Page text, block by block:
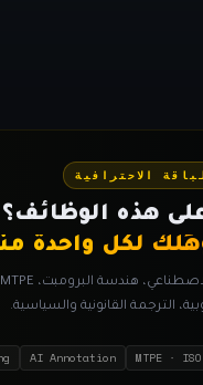
هذه الوظائف؟
الترجمة القانونية والسياسية.
MTPE ·
AI Annotation